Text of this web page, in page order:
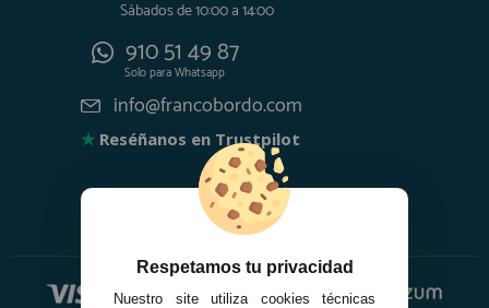
Sábados de 10:00 a 14:00
910 51 49 87
Solo paraWhatsapp
info@francobordo.com
★ Reséñanos en Trustpilot
Respetamos tu privacidad
Nuestro site utiliza cookies técnicas